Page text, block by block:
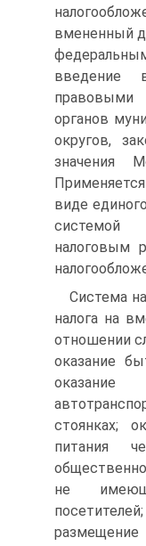
вмененный
введение
правовыми
органов
округов,
значения
виде
системой
налоговым
Система
налога на
отношении
оказание
стоянках;
питания
не
размещение